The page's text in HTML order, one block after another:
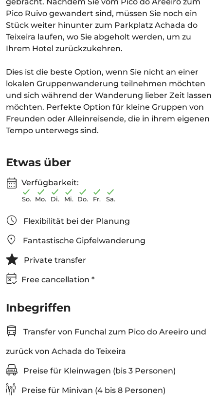
Pico Ruivo gewandert sind, müssen Sie noch ein
Stück weiter hinunter zum Parkplatz Achada do
Teixeira laufen, wo Sie abgeholt werden, um zu
Ihrem Hotel zurückzukehren.
Dies ist die beste Option, wenn Sie nicht an einer
lokalen Gruppenwanderung teilnehmen möchten
und sich während der Wanderung lieber Zeit lassen
möchten. Perfekte Option für kleine Gruppen von
Freunden oder Alleinreisende, die in ihrem eigenen
Tempo unterwegs sind.
Etwas über
Verfügbarkeit:
So. Mo. Di. Mi. Do. Fr. Sa.
Flexibilität bei der Planung
Fantastische Gipfelwanderung
Private transfer
Free cancellation *
Inbegriffen
Transfer von Funchal zum Pico do Areeiro und
zurück von Achada do Teixeira
Preise für Kleinwagen (bis 3 Personen)
Preise für Minivan (4 bis 8 Personen)